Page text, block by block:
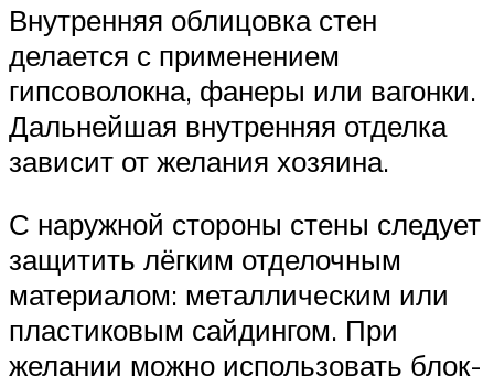
Внутренняя облицовка стен
делается с применением
гипсоволокна, фанеры или вагонки.
Дальнейшая внутренняя отделка
зависит от желания хозяина.
С наружной стороны стены следует
защитить лёгким отделочным
материалом: металлическим или
пластиковым сайдингом. При
желании можно использовать блок-